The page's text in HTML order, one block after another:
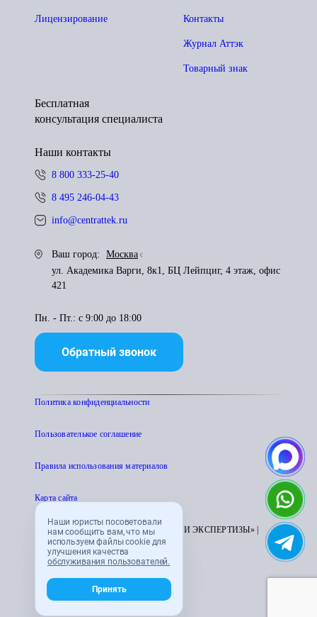
Наши юристы посоветовали
нам сообщить вам, что мы
используем файлы cookie для
улучшения качества
обслуживания пользователей.
Принять
Контакты
Журнал Аттэк
Товарный знак
Лицензирование
Бесплатная
консультация специалиста
Наши контакты
8 800 333-25-40
8 495 246-04-43
info@centrattek.ru
Ваш город:
Москва
ул. Академика Варги, 8к1, БЦ Лейпциг, 4 этаж, офис
421
Пн. - Пт.: с 9:00 до 18:00
Обратный звонок
Политика конфиденциальности
Пользователькое соглашение
Правила использования материалов
Карта сайта
© 1995 - 2026 «ЦЕНТР АТТЕСТАЦИИ И ЭКСПЕРТИЗЫ» |
CENTRATTEK.RU